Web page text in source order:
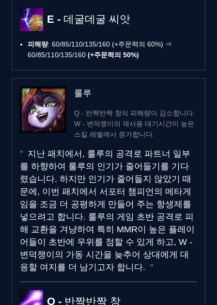
E - 데굴데굴 씨앗
피해량: 60/85/110/135/160 (+주문력의 60%) ⇒
60/85/110/135/160 (+주문력의 50%)
룰루
Q - 반짝반짝 창의 피해량이 감소합니다.
W - 변덕쟁이의 재사용 대기시간이 높은
스킬 레벨에서 증가합니다.
지난 패치에서, 룰루의 공격로 파트너 일부
를 하향하여 룰루의 인기가 줄어들기를 기다
렸습니다. 하지만 인기가 줄어들지 않았기 때
문에, 이번 패치에서 서포터 챔피언의 메타게
임을 조금 더 공평하게 만들어 주는 항생제를
넣으려고 합니다. 룰루의 게임 초반 공격로 피
해 교환을 겨냥하여 특히 MMR이 높은 플레이
어들이 초반에 우위를 점할 수 있게 하고, W -
변덕쟁이의 가동 시간을 늦추어 상대에게 대
응할 여지를 더 남기고자 합니다.
Q - 반짝반짝 창